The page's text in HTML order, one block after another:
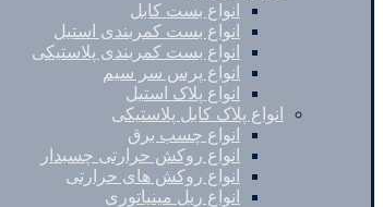
انواع بست کابل
انواع بست کمربندی استیل
انواع بست کمربندی پلاستیکی
انواع پرس سر سیم
انواع پلاک استیل
انواع پلاک کابل پلاستیکی
انواع چسب برق
انواع روکش حرارتی چسبدار
انواع روکش های حرارتی
انواع ریل مینیاتوری